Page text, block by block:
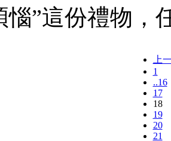
惱”這份禮物，
上
1
..16
17
18
19
20
21